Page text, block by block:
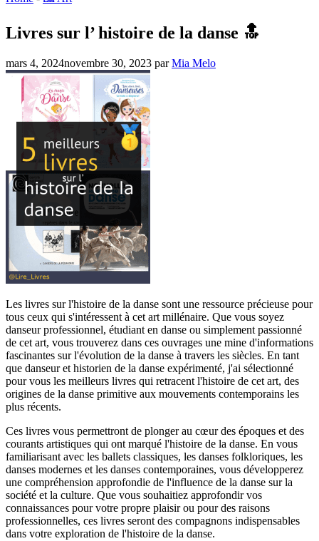
Livres sur l’ histoire de la danse 🔝
mars 4, 2024novembre 30, 2023 parMia Melo
Les livres sur l'histoire de la danse sont une ressource précieuse pour
tous ceux qui s'intéressent à cet art millénaire. Que vous soyez
danseur professionnel, étudiant en danse ou simplement passionné
de cet art, vous trouverez dans ces ouvrages une mine d'informations
fascinantes sur l'évolution de la danse à travers les siècles. En tant
que danseur et historien de la danse expérimenté, j'ai sélectionné
pour vous les meilleurs livres qui retracent l'histoire de cet art, des
origines de la danse primitive aux mouvements contemporains les
plus récents.
Ces livres vous permettront de plonger au cœur des époques et des
courants artistiques qui ont marqué l'histoire de la danse. En vous
familiarisant avec les ballets classiques, les danses folkloriques, les
danses modernes et les danses contemporaines, vous développerez
une compréhension approfondie de l'influence de la danse sur la
société et la culture. Que vous souhaitiez approfondir vos
connaissances pour votre propre plaisir ou pour des raisons
professionnelles, ces livres seront des compagnons indispensables
dans votre exploration de l'histoire de la danse.